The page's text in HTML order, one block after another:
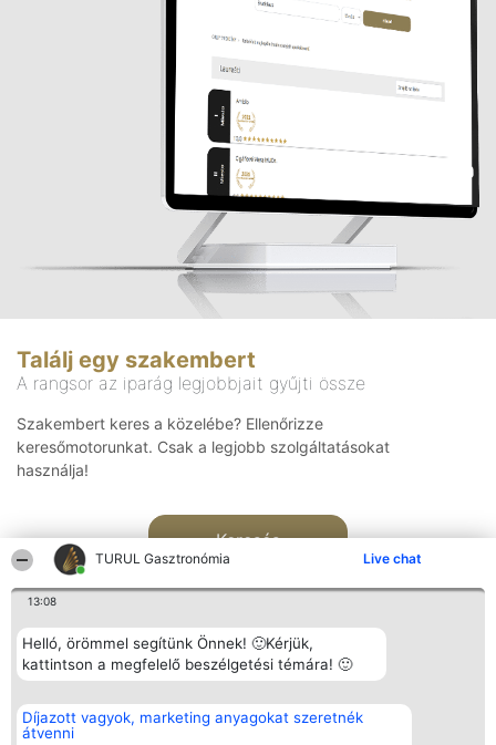
TURUL Gasztronómia Live chat
13:08
Helló, örömmel segítünk Önnek! 🙂Kérjük,
kattintson a megfelelő beszélgetési témára! 🙂
Díjazott vagyok, marketing anyagokat szeretnék
átvenni
Találj egy szakembert
A rangsor az iparág legjobbjait gyűjti össze
Szakembert keres a közelébe? Ellenőrizze
keresőmotorunkat. Csak a legjobb szolgáltatásokat
használja!
Keresés
Rangsorszervező
SC Beautiful Company S.R.L.
Bulevardul Aleea Timișul De
Népszavazás
Nyertesek
Elérhetőség
Elérhetőség